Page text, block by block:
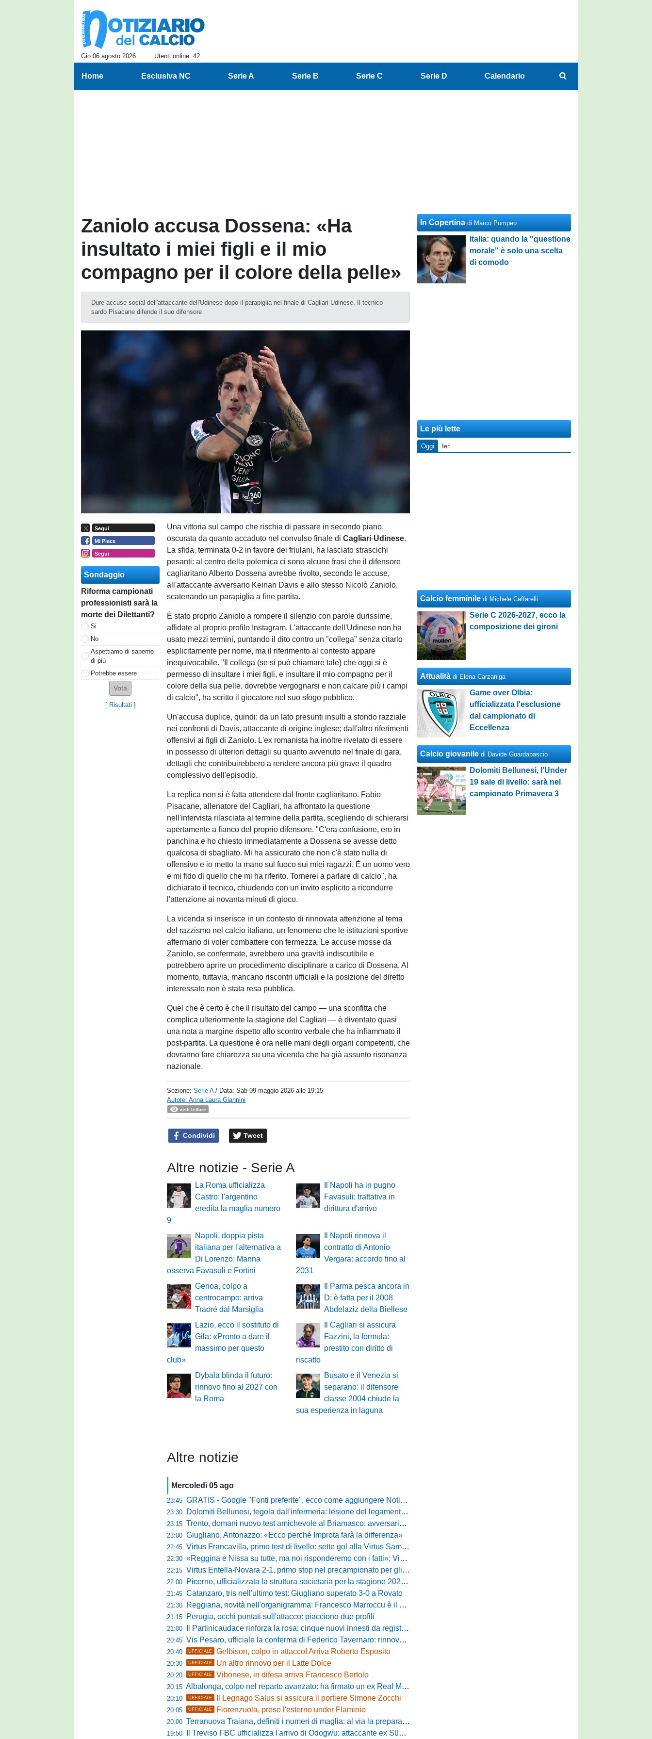
Gio 06 agosto 2026 Utenti online: 42
Home Esclusiva NC Serie A Serie B Serie C Serie D Calendario
Zaniolo accusa Dossena: «Ha
insultato i miei figli e il mio
compagno per il colore della pelle»
Dure accuse social dell'attaccante dell'Udinese dopo il parapiglia nel finale di Cagliari-Udinese. Il tecnico
sardo Pisacane difende il suo difensore
Segui
Mi Piace
Segui
Sondaggio
Riforma campionati
professionisti sarà la
morte dei Dilettanti?
Si
No
Aspettiamo di saperne
di più
Potrebbe essere
[ Risultati ]
Una vittoria sul campo che rischia di passare in secondo piano,
oscurata da quanto accaduto nel convulso finale diCagliari-Udinese.
La sfida, terminata 0-2 in favore dei friulani, ha lasciato strascichi
pesanti: al centro della polemica ci sono alcune frasi che il difensore
cagliaritano Alberto Dossena avrebbe rivolto, secondo le accuse,
all'attaccante avversario Keinan Davis e allo stesso Nicolò Zaniolo,
scatenando un parapiglia a fine partita.
È stato proprio Zaniolo a rompere il silenzio con parole durissime,
affidate al proprio profilo Instagram. L'attaccante dell'Udinese non ha
usato mezzi termini, puntando il dito contro un "collega" senza citarlo
esplicitamente per nome, ma il riferimento al contesto appare
inequivocabile. "Il collega (se si può chiamare tale) che oggi si è
permesso di insultare i miei figli, e insultare il mio compagno per il
colore della sua pelle, dovrebbe vergognarsi e non calcare più i campi
di calcio", ha scritto il giocatore nel suo sfogo pubblico.
Un'accusa duplice, quindi: da un lato presunti insulti a sfondo razziale
nei confronti di Davis, attaccante di origine inglese; dall'altro riferimenti
offensivi ai figli di Zaniolo. L'ex romanista ha inoltre rivelato di essere
in possesso di ulteriori dettagli su quanto avvenuto nel finale di gara,
dettagli che contribuirebbero a rendere ancora più grave il quadro
complessivo dell'episodio.
La replica non si è fatta attendere dal fronte cagliaritano. Fabio
Pisacane, allenatore del Cagliari, ha affrontato la questione
nell'intervista rilasciata al termine della partita, scegliendo di schierarsi
apertamente a fianco del proprio difensore. "C'era confusione, ero in
panchina e ho chiesto immediatamente a Dossena se avesse detto
qualcosa di sbagliato. Mi ha assicurato che non c'è stato nulla di
offensivo e io metto la mano sul fuoco sui miei ragazzi. È un uomo vero
e mi fido di quello che mi ha riferito. Tornerei a parlare di calcio", ha
dichiarato il tecnico, chiudendo con un invito esplicito a ricondurre
l'attenzione ai novanta minuti di gioco.
La vicenda si inserisce in un contesto di rinnovata attenzione al tema
del razzismo nel calcio italiano, un fenomeno che le istituzioni sportive
affermano di voler combattere con fermezza. Le accuse mosse da
Zaniolo, se confermate, avrebbero una gravità indiscutibile e
potrebbero aprire un procedimento disciplinare a carico di Dossena. Al
momento, tuttavia, mancano riscontri ufficiali e la posizione del diretto
interessato non è stata resa pubblica.
Quel che è certo è che il risultato del campo — una sconfitta che
complica ulteriormente la stagione del Cagliari — è diventato quasi
una nota a margine rispetto allo scontro verbale che ha infiammato il
post-partita. La questione è ora nelle mani degli organi competenti, che
dovranno fare chiarezza su una vicenda che ha già assunto risonanza
nazionale.
Sezione:Serie A / Data:Sab 09 maggio 2026 alle 19:15
Autore: Anna Laura Giannini
vedi letture
Condividi Tweet
Altre notizie - Serie A
La Roma ufficializza
Castro: l'argentino
eredita la maglia numero
9
Il Napoli ha in pugno
Favasuli: trattativa in
dirittura d'arrivo
Napoli, doppia pista
italiana per l'alternativa a
Di Lorenzo: Manna
osserva Favasuli e Fortini
Il Napoli rinnova il
contratto di Antonio
Vergara: accordo fino al
2031
Genoa, colpo a
centrocampo: arriva
Traoré dal Marsiglia
Il Parma pesca ancora in
D: è fatta per il 2008
Abdelaziz della Biellese
Lazio, ecco il sostituto di
Gila: «Pronto a dare il
massimo per questo
club»
Il Cagliari si assicura
Fazzini, la formula:
prestito con diritto di
riscatto
Dybala blinda il futuro:
rinnovo fino al 2027 con
la Roma
Busato e il Venezia si
separano: il difensore
classe 2004 chiude la
sua esperienza in laguna
Altre notizie
Mercoledì 05 ago
23:45 GRATIS - Google "Fonti preferite", ecco come aggiungere NotiziarioCalcio alle tue notizie
23:30 Dolomiti Bellunesi, tegola dall'infermeria: lesione del legamento crociato per Nicola Masut
23:15 Trento, domani nuovo test amichevole al Briamasco: avversaria la Roma Under 20
23:00 Giugliano, Antonazzo: «Ecco perché Improta farà la differenza»
22:45 Virtus Francavilla, primo test di livello: sette gol alla Virtus Sammarco e colpo in difesa
22:30 «Reggina e Nissa su tutte, ma noi risponderemo con i fatti»: Vibonese, parla il ds Maglia
22:15 Virtus Entella-Novara 2-1, primo stop nel precampionato per gli azzurri: Forte ribalta Lartey nel finale
22:00 Picerno, ufficializzata la struttura societaria per la stagione 2026-2027
21:45 Catanzaro, tris nell'ultimo test: Giugliano superato 3-0 a Rovato
21:30 Reggiana, novità nell'organigramma: Francesco Marroccu è il nuovo DG dell'Area Tecnica
21:15 Perugia, occhi puntati sull'attacco: piacciono due profili
21:00 Il Partinicaudace rinforza la rosa: cinque nuovi innesti da registrare
20:45 Vis Pesaro, ufficiale la conferma di Federico Tavernaro: rinnovato il prestito dal Venezia
20:40 UFFICIALE Gelbison, colpo in attacco! Arriva Roberto Esposito
20:30 UFFICIALE Un altro rinnovo per il Latte Dolce
20:20 UFFICIALE Vibonese, in difesa arriva Francesco Bertolo
20:15 Albalonga, colpo nel reparto avanzato: ha firmato un ex Real Monterotondo
20:10 UFFICIALE Il Legnago Salus si assicura il portiere Simone Zocchi
20:05 UFFICIALE Fiorenzuola, preso l'esterno under Flaminio
20:00 Terranuova Traiana, definiti i numeri di maglia: al via la preparazione e la sfida con il Grosseto
19:50 Il Treviso FBC ufficializza l'arrivo di Odogwu: attaccante ex Südtirol
In Copertina di Marco Pompeo
Italia: quando la "questione
morale" è solo una scelta
di comodo
Le più lette
Oggi Ieri
Calcio femminile di Michele Caffarelli
Serie C 2026-2027, ecco la
composizione dei gironi
Attualità di Elena Carzaniga
Game over Olbia:
ufficializzata l'esclusione
dal campionato di
Eccellenza
Calcio giovanile di Davide Guardabascio
Dolomiti Bellunesi, l’Under
19 sale di livello: sarà nel
campionato Primavera 3